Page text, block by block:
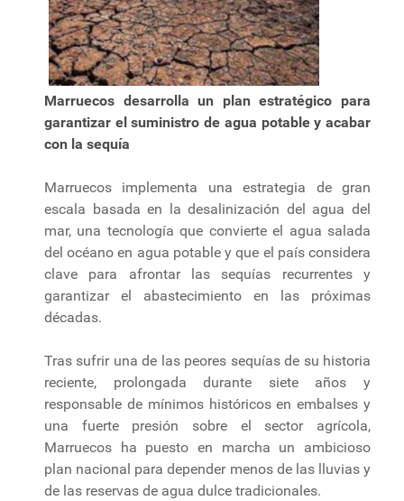
Marruecos desarrolla un plan estratégico para
garantizar el suministro de agua potable y acabar
con la sequía
Marruecos implementa una estrategia de gran
escala basada en la desalinización del agua del
mar, una tecnología que convierte el agua salada
del océano en agua potable y que el país considera
clave para afrontar las sequías recurrentes y
garantizar el abastecimiento en las próximas
décadas.
Tras sufrir una de las peores sequías de su historia
reciente, prolongada durante siete años y
responsable de mínimos históricos en embalses y
una fuerte presión sobre el sector agrícola,
Marruecos ha puesto en marcha un ambicioso
plan nacional para depender menos de las lluvias y
de las reservas de agua dulce tradicionales.